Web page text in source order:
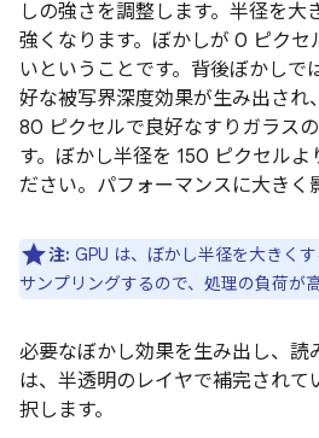
しの強さを調整します。半径を大
強くなります。ぼかしが 0 ピクセ
いということです。背後ぼかしで
好な被写界深度効果が生み出され
80 ピクセルで良好なすりガラス
す。ぼかし半径を 150 ピクセルよ
ださい。パフォーマンスに大きく
注: GPU は、ぼかし半径を大きく
サンプリングするので、処理の負荷が
必要なぼかし効果を生み出し、読
は、半透明のレイヤで補完されて
択します。